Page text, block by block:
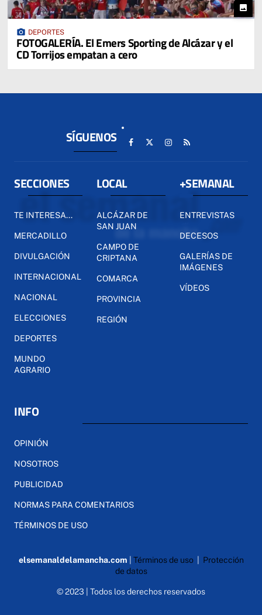
photo
photo_camera DEPORTES
FOTOGALERÍA. El Emers Sporting de Alcázar y el
CD Torrijos empatan a cero
SÍGUENOS
SECCIONES
TE INTERESA...
MERCADILLO
DIVULGACIÓN
INTERNACIONAL
NACIONAL
ELECCIONES
DEPORTES
MUNDO
AGRARIO
LOCAL
ALCÁZAR DE
SAN JUAN
CAMPO DE
CRIPTANA
COMARCA
PROVINCIA
REGIÓN
+SEMANAL
ENTREVISTAS
DECESOS
GALERÍAS DE
IMÁGENES
VÍDEOS
INFO
OPINIÓN
NOSOTROS
PUBLICIDAD
NORMAS PARA COMENTARIOS
TÉRMINOS DE USO
elsemanaldelamancha.com Términos de uso| Protección
de datos
© 2023 | Todos los derechos reservados